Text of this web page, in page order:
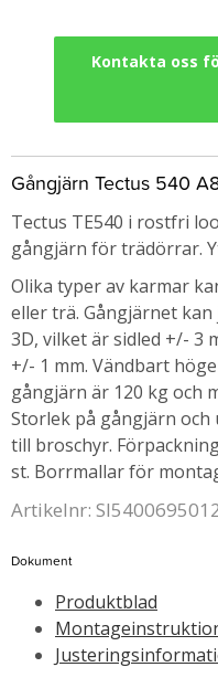
Kontakta oss
Gångjärn Tectus 540
Tectus TE540 i rostfri
gångjärn för trädörrar.
Olika typer av karmar
eller trä. Gångjärnet
3D, vilket är sidled +/- 3
+/- 1 mm. Vändbart
gångjärn är 120 kg och
Storlek på gångjärn
till broschyr.
st. Borrmallar för
Artikelnr:
Dokument
Produktblad